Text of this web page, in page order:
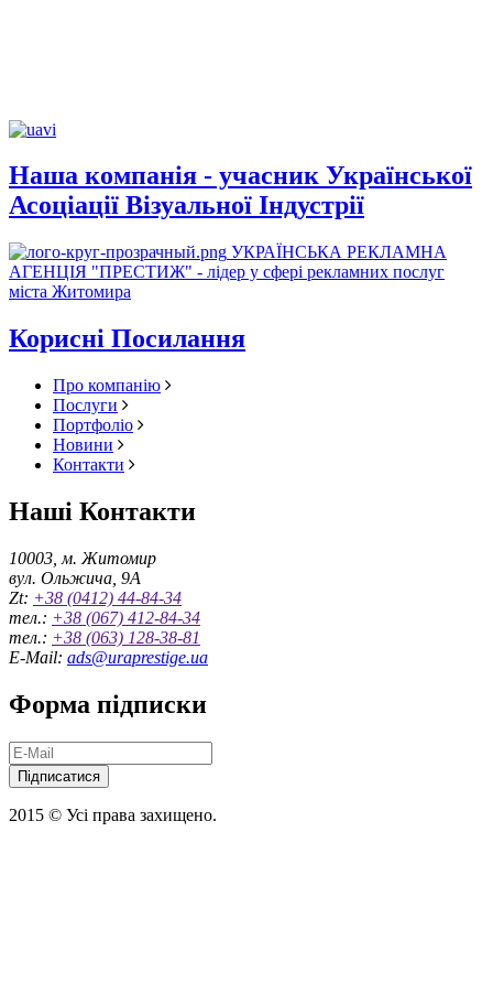
Наша компанія - учасник Української
Асоціації Візуальної Індустрії
УКРАЇНСЬКА РЕКЛАМНА
АГЕНЦІЯ "ПРЕСТИЖ" - лідер у сфері рекламних послуг
міста Житомира
Корисні Посилання
Про компанію
Послуги
Портфоліо
Новини
Контакти
Наші Контакти
10003, м. Житомир
вул. Ольжича, 9А
Zt: +38 (0412) 44-84-34
тел.: +38 (067) 412-84-34
тел.: +38 (063) 128-38-81
E-Mail: ads@uraprestige.ua
Форма підписки
Підписатися
2015 © Усі права захищено.